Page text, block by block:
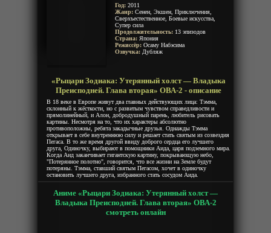
Год: 2011
Жанр: Сенен, Экшен, Приключения,
Сверхъестественное, Боевые искусства,
Супер сила
Продолжительность: 13 эпизодов
Страна: Япония
Режиссёр: Осаму Набэсима
Озвучка: Дубляж
«Рыцари Зодиака: Утерянный холст — Владыка
Преисподней. Глава вторая» ОВА-2 - описание
В 18 веке в Европе живут два главных действующих лица: Тэмма,
склонный к жёсткости, но с развитым чувством справедливости и
прямолинейный, и Алон, добродушный парень, любитель рисовать
картины. Несмотря на то, что их характеры абсолютно
противоположны, ребята закадычные друзья. Однажды Тэмма
открывает в себе внутреннюю силу и решает стать святым из созвездия
Пегаса. В то же время другой ввиду доброго сердца его лучшего
друга, Одиночку, выбирают в помощники Аида, царя подземного мира.
Когда Аид заканчивает гигантскую картину, покрывающую небо,
"Потерянное полотно", говорится, что все жизни на Земле будут
потеряны. Тэмма, ставший святым Пегасом, хочет в одиночку
остановить лучшего друга, избранного стать сосудом Аида.
Аниме «Рыцари Зодиака: Утерянный холст —
Владыка Преисподней. Глава вторая» ОВА-2
смотреть онлайн